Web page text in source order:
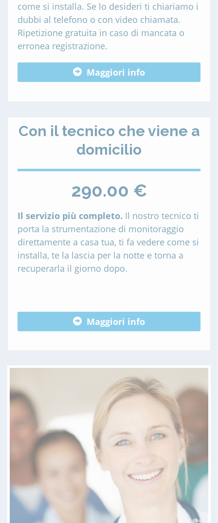
come si installa. Se lo desideri ti chiariamo i
dubbi al telefono o con video chiamata.
Ripetizione gratuita in caso di mancata o
erronea registrazione.
Maggiori info
Con il tecnico che viene a
domicilio
290.00 €
Il servizio più completo. Il nostro tecnico ti
porta la strumentazione di monitoraggio
direttamente a casa tua, ti fa vedere come si
installa, te la lascia per la notte e torna a
recuperarla il giorno dopo.
Maggiori info